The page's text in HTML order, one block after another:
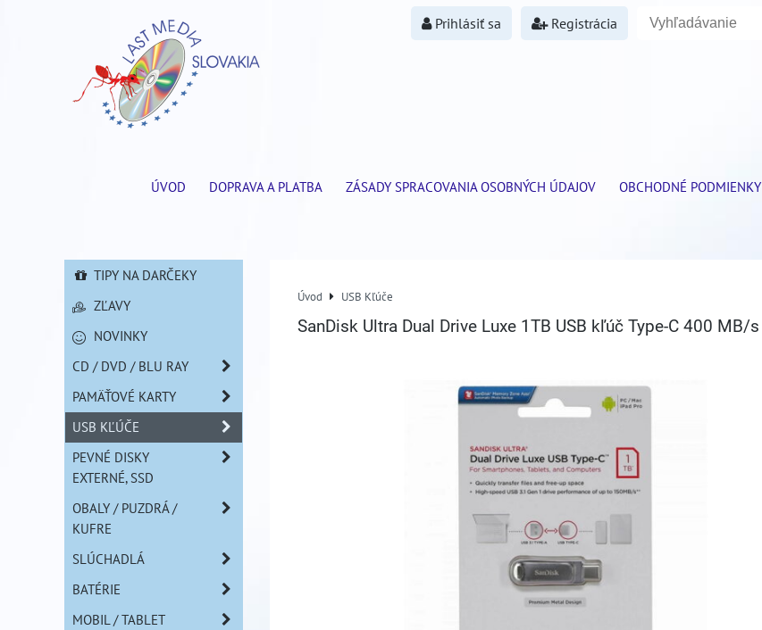
Prihlásiť sa Registrácia
ÚVOD DOPRAVA A PLATBA ZÁSADY SPRACOVANIA OSOBNÝCH ÚDAJOV OBCHODNÉ PODMIENKY
Úvod USB Kľúče
SanDisk Ultra Dual Drive Luxe 1TB USB kľúč Type-C 400 MB/s
TIPY NA DARČEKY
ZĽAVY
NOVINKY
CD / DVD / BLU RAY
PAMÄŤOVÉ KARTY
USB KĽÚČE
PEVNÉ DISKY
EXTERNÉ, SSD
OBALY / PUZDRÁ /
KUFRE
SLÚCHADLÁ
BATÉRIE
MOBIL / TABLET